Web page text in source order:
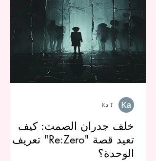
خلف جدران الصمت: كيف
تعيد قصة "Re:Zero" تعريف
الوحدة؟
Ka T